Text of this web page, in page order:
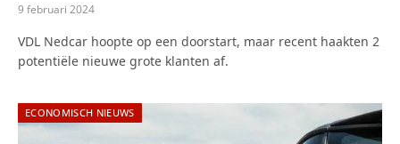
9 februari 2024
VDL Nedcar hoopte op een doorstart, maar recent haakten 2
potentiële nieuwe grote klanten af.
ECONOMISCH NIEUWS